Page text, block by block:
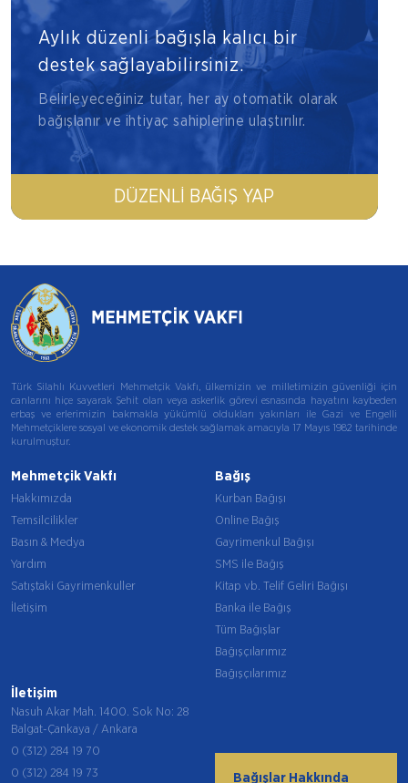
Aylık düzenli bağışla kalıcı bir
destek sağlayabilirsiniz.
Belirleyeceğiniz tutar, her ay otomatik olarak
bağışlanır ve ihtiyaç sahiplerine ulaştırılır.
DÜZENLI BAĞIŞ YAP
Türk Silahlı Kuvvetleri Mehmetçik Vakfı, ülkemizin ve milletimizin güvenliği için
canlarını hiçe sayarak Şehit olan veya askerlik görevi esnasında hayatını kaybeden
erbaş ve erlerimizin bakmakla yükümlü oldukları yakınları ile Gazi ve Engelli
Mehmetçiklere sosyal ve ekonomik destek sağlamak amacıyla 17 Mayıs 1982 tarihinde
kurulmuştur.
Mehmetçik Vakfı
Hakkımızda
Temsilcilikler
Basın & Medya
Yardım
Satıştaki Gayrimenkuller
İletişim
Bağış
Kurban Bağışı
Online Bağış
Gayrimenkul Bağışı
SMS ile Bağış
Kitap vb. Telif Geliri Bağışı
Banka ile Bağış
Tüm Bağışlar
Bağışçılarımız
Bağışçılarımız
İletişim
Nasuh Akar Mah. 1400. Sok No: 28
Balgat-Çankaya / Ankara
0 (312) 284 19 70
0 (312) 284 19 73
Bağışlar Hakkında